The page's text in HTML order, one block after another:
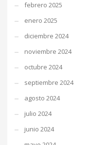
febrero 2025
enero 2025
diciembre 2024
noviembre 2024
octubre 2024
septiembre 2024
agosto 2024
julio 2024
junio 2024